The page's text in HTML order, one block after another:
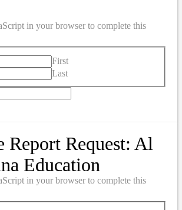
in your browser to complete this
First
Last
Report Request: Al
Education
in your browser to complete this